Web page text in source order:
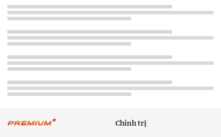
Chính trị